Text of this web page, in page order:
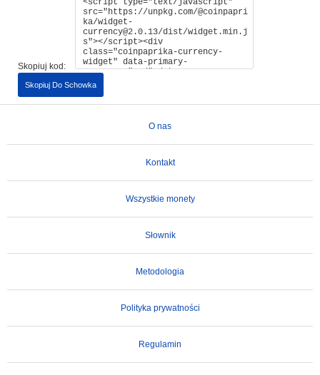
Skopiuj kod:
Skopiuj Do Schowka
O nas
Kontakt
Wszystkie monety
Słownik
Metodologia
Polityka prywatności
Regulamin